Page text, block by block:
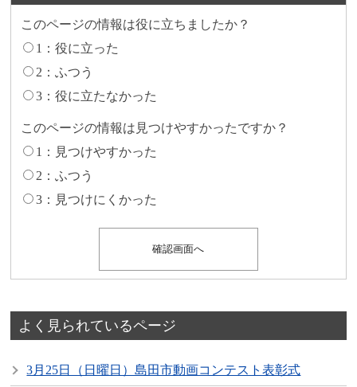
このページの情報は役に立ちましたか？
1：役に立った
2：ふつう
3：役に立たなかった
このページの情報は見つけやすかったですか？
1：見つけやすかった
2：ふつう
3：見つけにくかった
よく見られているページ
3月25日（日曜日）島田市動画コンテスト表彰式